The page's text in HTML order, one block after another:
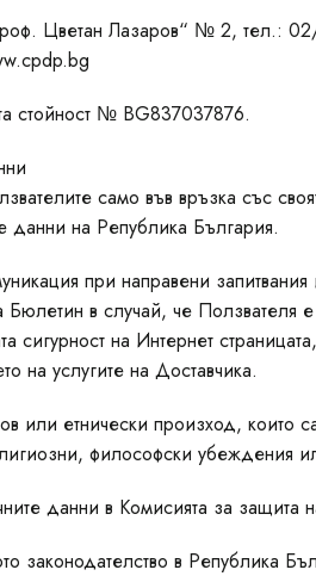
Цветан Лазаров“ № 2, тел.:
стойност № BG837037876.
само във връзка със
данни на Република България.
при направени
в случай, че Ползвателя
сигурност на Интернет
на услугите на Доставчика.
или етнически произход, които
философски убеждения
данни в Комисията за
в Република